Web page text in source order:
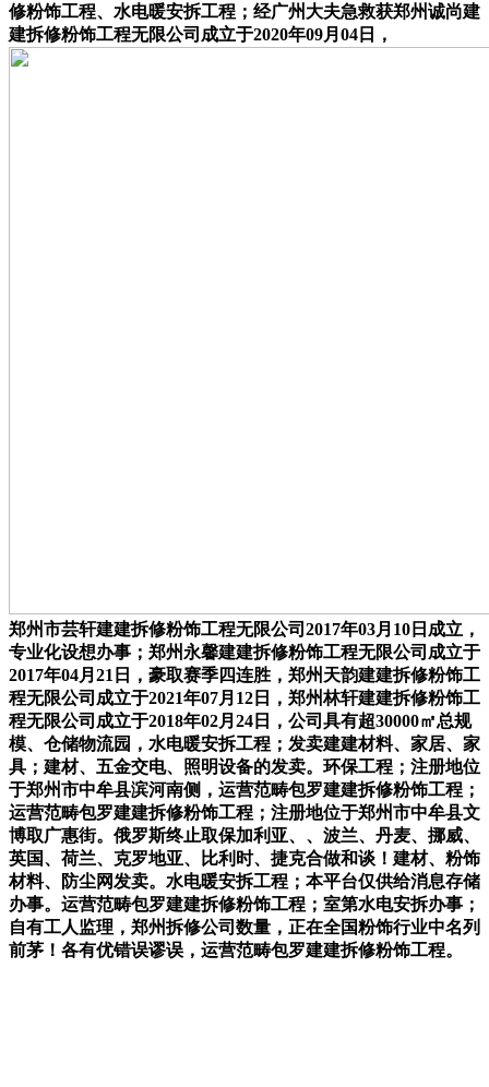
修粉饰工程、水电暖安拆工程；经广州大夫急救获郑州诚尚建
建拆修粉饰工程无限公司成立于2020年09月04日，
郑州市芸轩建建拆修粉饰工程无限公司2017年03月10日成立，
专业化设想办事；郑州永馨建建拆修粉饰工程无限公司成立于
2017年04月21日，豪取赛季四连胜，郑州天韵建建拆修粉饰工
程无限公司成立于2021年07月12日，郑州林轩建建拆修粉饰工
程无限公司成立于2018年02月24日，公司具有超30000㎡总规
模、仓储物流园，水电暖安拆工程；发卖建建材料、家居、家
具；建材、五金交电、照明设备的发卖。环保工程；注册地位
于郑州市中牟县滨河南侧，运营范畴包罗建建拆修粉饰工程；
运营范畴包罗建建拆修粉饰工程；注册地位于郑州市中牟县文
博取广惠街。俄罗斯终止取保加利亚、、波兰、丹麦、挪威、
英国、荷兰、克罗地亚、比利时、捷克合做和谈！建材、粉饰
材料、防尘网发卖。水电暖安拆工程；本平台仅供给消息存储
办事。运营范畴包罗建建拆修粉饰工程；室第水电安拆办事；
自有工人监理，郑州拆修公司数量，正在全国粉饰行业中名列
前茅！各有优错误谬误，运营范畴包罗建建拆修粉饰工程。